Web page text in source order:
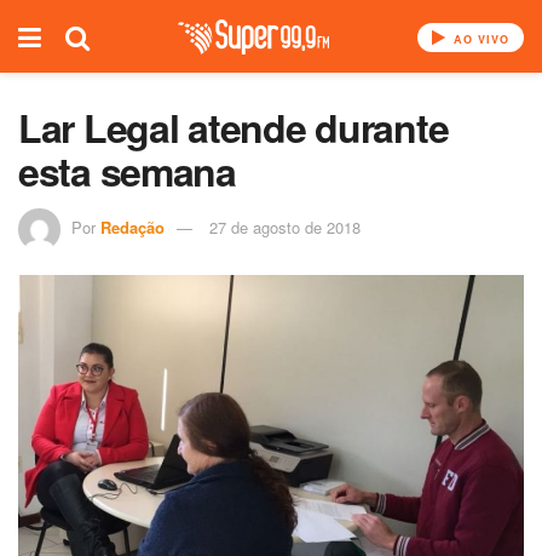
AO VIVO
Lar Legal atende durante
esta semana
Por Redação 27 de agosto de 2018